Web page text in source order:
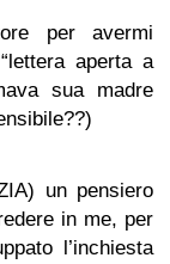
per avermi
lettera aperta a
sua madre
un pensiero
in me, per
l’inchiesta